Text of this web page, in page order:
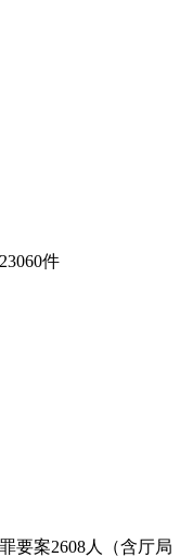
件
要案2608人（含厅局